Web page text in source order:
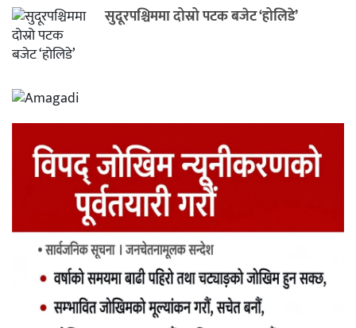
सुदूरपश्चिममा दोस्रो पटक बजेट ‘होलिडे’